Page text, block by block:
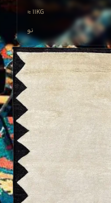
≈ 11KG
نو